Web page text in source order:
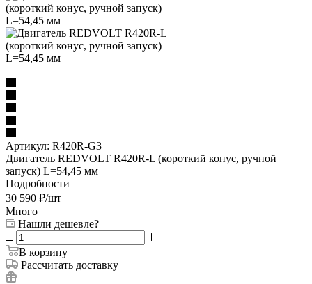
Артикул: R420R-G3
Двигатель REDVOLT R420R-L (короткий конус, ручной
запуск) L=54,45 мм
Подробности
30 590 ₽/шт
Много
Нашли дешевле?
В корзину
Рассчитать доставку